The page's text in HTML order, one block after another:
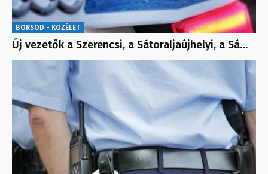
BORSOD - KÖZÉLET
Új vezetők a Szerencsi, a Sátoraljaújhelyi, a Sá…